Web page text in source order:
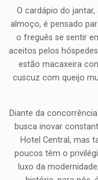
O cardápio do
almoço, é pensado
o freguês se sentir
aceitos pelos
estão macaxeira
cuscuz com queijo
Diante da
busca inovar
Hotel Central, mas
poucos têm o
luxo da